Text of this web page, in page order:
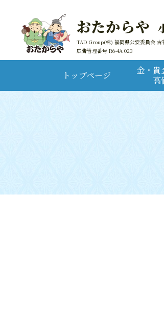
おたからや
TAD Group(株) 福岡県公安委員会 古
広告管理番号 R6-4A 023
トップページ
金・貴
高